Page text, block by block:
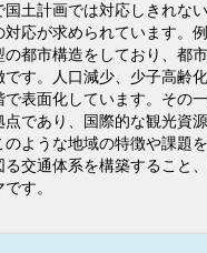
土計画では対応しきれな
対応が求められています。
の都市構造をしており、都
です。人口減少、少子高齢
で表面化しています。その
点であり、国際的な観光資
ような地域の特徴や課題
る交通体系を構築すること
す。